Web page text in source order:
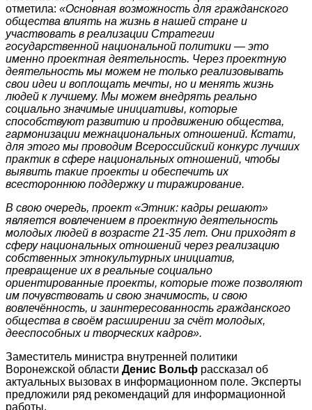
отметила: «Основная возможность для гражданского
общества влиять на жизнь в нашей стране и
участвовать в реализации Стратегии
государственной национальной политики ― это
именно проектная деятельность. Через проектную
деятельность мы можем не только реализовывать
свои идеи и воплощать мечты, но и менять жизнь
людей к лучшему. Мы можем внедрять реально
социально значимые инициативы, которые
способствуют развитию и продвижению общества,
гармонизации межнациональных отношений. Кстати,
для этого мы проводим Всероссийский конкурс лучших
практик в сфере национальных отношений, чтобы
выявить такие проекты и обеспечить их
всестороннюю поддержку и тиражирование.
В свою очередь, проект «Этник: кадры решают»
является вовлечением в проектную деятельность
молодых людей в возрасте 21-35 лет. Они приходят в
сферу национальных отношений через реализацию
собственных этнокультурных инициатив,
превращение их в реальные социально
ориентированные проекты, которые тоже позволяют
им почувствовать и свою значимость, и свою
вовлечённость, и заинтересованность гражданского
общества в своём расширении за счёт молодых,
дееспособных и творческих кадров».
Заместитель министра внутренней политики
Воронежской области Денис Вольф рассказал об
актуальных вызовах в информационном поле. Эксперты
предложили ряд рекомендаций для информационной
работы.